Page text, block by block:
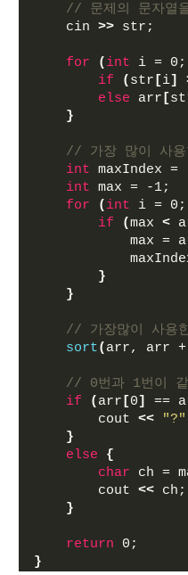
// 문제의 문자열
    cin
>> str;
for ( int i =
if
( str [i]
else arr [
}
// 가장 많이 사용
int maxIndex =
int max = -1;
for
( int i =
if
(max <
max =
}
}
// 가장많이 사용
sort( arr, arr +
// 0번과 1번이 같
if
( arr [0] ==
        cout
<< "?"
}
else
{
char ch =
        cout
<< ch;
}
return 0;
}